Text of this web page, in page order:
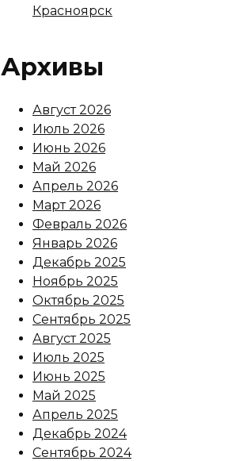
Красноярск
Архивы
Август 2026
Июль 2026
Июнь 2026
Май 2026
Апрель 2026
Март 2026
Февраль 2026
Январь 2026
Декабрь 2025
Ноябрь 2025
Октябрь 2025
Сентябрь 2025
Август 2025
Июль 2025
Июнь 2025
Май 2025
Апрель 2025
Декабрь 2024
Сентябрь 2024